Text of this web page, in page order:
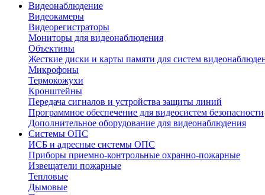
Видеонаблюдение
Видеокамеры
Видеорегистраторы
Мониторы для видеонаблюдения
Объективы
Жесткие диски и карты памяти для систем
Микрофоны
Термокожухи
Кронштейны
Передача сигналов и устройства защиты линий
Программное обеспечение для видеосистем безопасности
Дополнительное оборудование для видеонаблюдения
Системы ОПС
ИСБ и адресные системы ОПС
Приборы приемно-контрольные охранно-пожарные
Извещатели пожарные
Тепловые
Дымовые